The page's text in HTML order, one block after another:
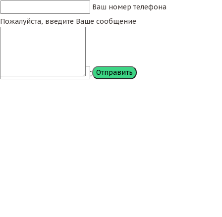
Ваш номер телефона
Пожалуйста, введите Ваше сообщение
Сообщение